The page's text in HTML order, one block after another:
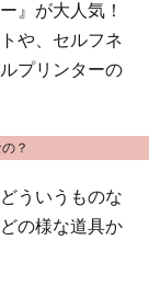
』が大人気！
や、セルフネ
プリンターの
？
ういうものな
の様な道具か